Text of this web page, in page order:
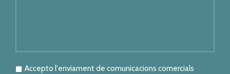
Accepto l'enviament de comunicacions comercials